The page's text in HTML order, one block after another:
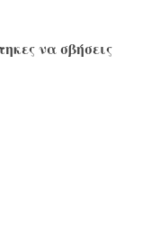
να σβήσεις